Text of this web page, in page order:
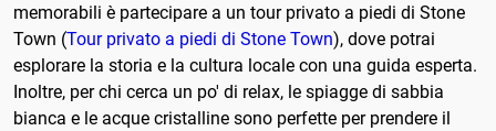
memorabili è partecipare a un tour privato a piedi di Stone
Town (Tour privato a piedi di Stone Town), dove potrai
esplorare la storia e la cultura locale con una guida esperta.
Inoltre, per chi cerca un po' di relax, le spiagge di sabbia
bianca e le acque cristalline sono perfette per prendere il